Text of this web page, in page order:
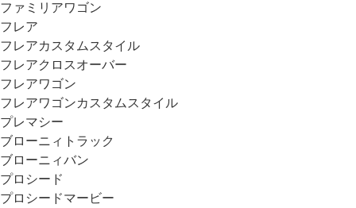
ファミリアワゴン
フレア
フレアカスタムスタイル
フレアクロスオーバー
フレアワゴン
フレアワゴンカスタムスタイル
プレマシー
ブローニィトラック
ブローニィバン
プロシード
プロシードマービー